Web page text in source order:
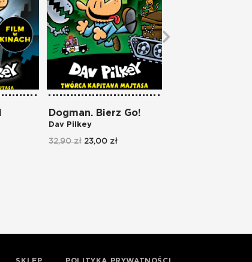
Dogman. Bierz Go!
Dav Pilkey
32,90 zł 23,00 zł